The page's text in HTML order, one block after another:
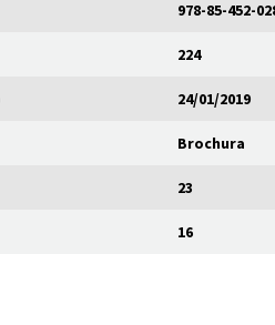
Otimizada para Saúde e Bem-estar
e estilo de vida saudável.
978-85-452-
224
24/01/2019
Brochura
23
16